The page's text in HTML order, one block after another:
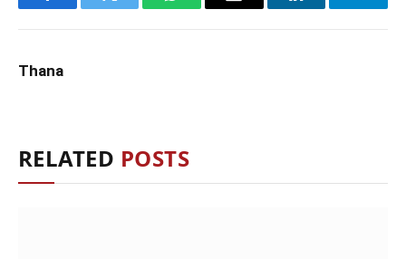
FacebookTwitter WhatsAppEmail LinkedIn
Thana
RELATED POSTS